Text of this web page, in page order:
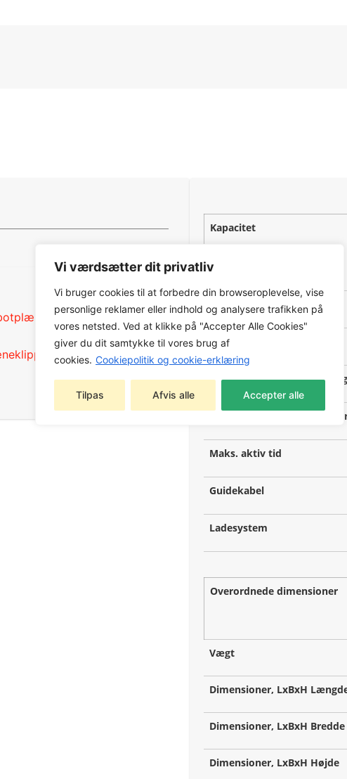
Vi værdsætter dit privatliv
Vi bruger cookies til at forbedre din browseroplevelse, vise
personlige reklamer eller indhold og analysere trafikken på
vores netsted. Ved at klikke på "Accepter Alle Cookies"
giver du dit samtykke til vores brug af
cookies. Cookiepolitik og cookie-erklæring
Tilpas Afvis alle Accepter alle
,Kabelfri
Kabelfri
Kapacitet
Områdekapacitet
Afgrænsningstype
Maks hældning ned mod
Maks hældning i
Maks. aktiv tid
Guidekabel
Ladesystem
Overordnede dimensioner
Vægt
Dimensioner, LxBxH
Dimensioner, LxBxH Bredde
Dimensioner, LxBxH Højde